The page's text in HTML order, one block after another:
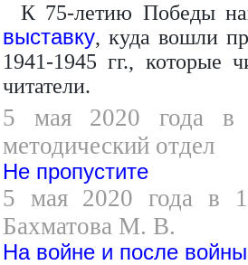
К 75-летию Победы
выставку, куда вошли
1941-1945 гг., которые
читатели.
5 мая 2020 года в
методический отдел
Не пропустите
5 мая 2020 года в
Бахматова М. В.
На войне и после войны